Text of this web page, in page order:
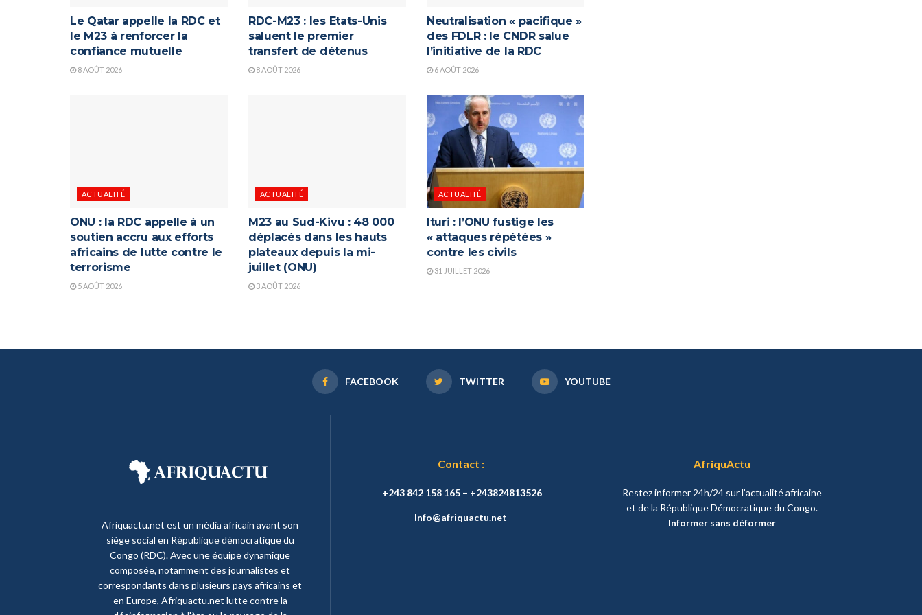
Le Qatar appelle la RDC et
le M23 à renforcer la
confiance mutuelle
8 AOÛT 2026
RDC-M23 : les Etats-Unis
saluent le premier
transfert de détenus
8 AOÛT 2026
Neutralisation « pacifique »
des FDLR : le CNDR salue
l’initiative de la RDC
6 AOÛT 2026
ACTUALITÉ
ONU : la RDC appelle à un
soutien accru aux efforts
africains de lutte contre le
terrorisme
5 AOÛT 2026
ACTUALITÉ
M23 au Sud-Kivu : 48 000
déplacés dans les hauts
plateaux depuis la mi-
juillet (ONU)
3 AOÛT 2026
ACTUALITÉ
Ituri : l’ONU fustige les
« attaques répétées »
contre les civils
31 JUILLET 2026
FACEBOOK TWITTER YOUTUBE
Afriquactu.net est un média africain ayant son
siège social en République démocratique du
Congo (RDC). Avec une équipe dynamique
composée, notamment des journalistes et
correspondants dans plusieurs pays africains et
en Europe, Afriquactu.net lutte contre la
Contact :
+243 842 158 165 – +243824813526
Info@afriquactu.net
AfriquActu
Restez informer 24h/24 sur l’actualité africaine
et de la République Démocratique du Congo.
Informer sans déformer